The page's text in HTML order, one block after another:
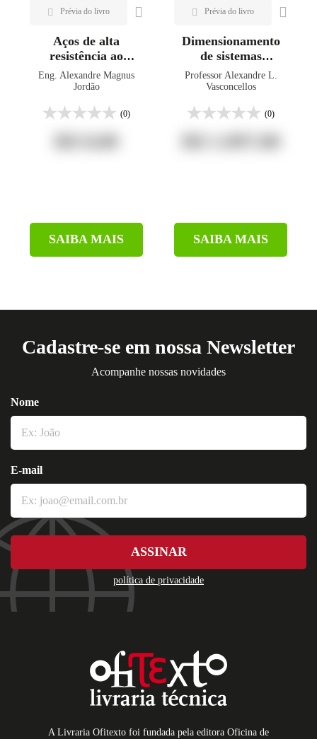
Aços de alta
resistência ao
nióbio
Eng. Alexandre Magnus
Jordão
(0)
R$ 0,00
SAIBA MAIS
Dimensionamento
de sistemas
estruturais em aço
Professor Alexandre L.
Vasconcellos
(0)
SAIBA MAIS
Cadastre-se em nossa Newsletter
Acompanhe nossas novidades
política de privacidade
Nome
E-mail
ASSINAR
A Livraria Ofitexto foi fundada pela editora Oficina de